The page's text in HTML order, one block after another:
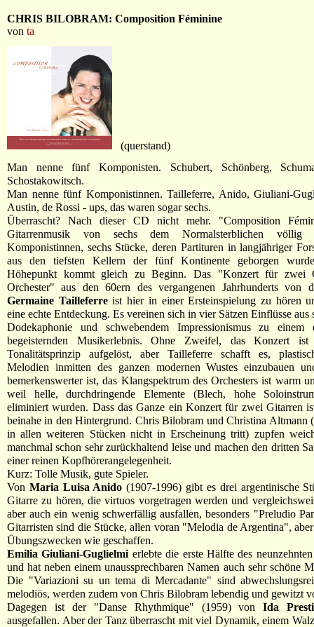
CHRIS BILOBRAM: Composition Féminine
von ta
(querstand)
Man nenne fünf Komponisten. Schubert, Schönberg,
Schostakowitsch.
Man nenne fünf Komponistinnen. Tailleferre, Anido, Giuliani-
Austin, de Rossi - ups, das waren sogar sechs.
Überrascht? Nach dieser CD nicht mehr. "Composition
Gitarrenmusik von sechs dem Normalsterblichen völlig
Komponistinnen, sechs Stücke, deren Partituren in langjähriger
aus den tiefsten Kellern der fünf Kontinente geborgen
Höhepunkt kommt gleich zu Beginn. Das "Konzert für zwei
Orchester" aus den 60ern des vergangenen Jahrhunderts von
Germaine Tailleferreist hier in einer Ersteinspielung zu hören
eine echte Entdeckung. Es vereinen sich in vier Sätzen Einflüsse aus
Dodekaphonie und schwebendem Impressionismus zu einem
begeisternden Musikerlebnis. Ohne Zweifel, das Konzert ist
Tonalitätsprinzip aufgelöst, aber Tailleferre schafft es,
Melodien inmitten des ganzen modernen Wustes einzubauen
bemerkenswerter ist, das Klangspektrum des Orchesters ist warm
weil helle, durchdringende Elemente (Blech, hohe
eliminiert wurden. Dass das Ganze ein Konzert für zwei Gitarren
beinahe in den Hintergrund. Chris Bilobram und Christina Altmann
in allen weiteren Stücken nicht in Erscheinung tritt) zupfen
manchmal schon sehr zurückhaltend leise und machen den dritten
einer reinen Kopfhörerangelegenheit.
Kurz: Tolle Musik, gute Spieler.
Von Maria Luisa Anido (1907-1996) gibt es drei argentinische
Gitarre zu hören, die virtuos vorgetragen werden und
aber auch ein wenig schwerfällig ausfallen, besonders "Preludio
Gitarristen sind die Stücke, allen voran "Melodia de Argentina",
Übungszwecken wie geschaffen.
Emilia Giuliani-Guglielmi erlebte die erste Hälfte des
und hat neben einem unaussprechbaren Namen auch sehr schöne
Die "Variazioni su un tema di Mercadante" sind
melodiös, werden zudem von Chris Bilobram lebendig und gewitzt
Dagegen ist der "Danse Rhythmique" (1959) vonIda Presti
ausgefallen. Aber der Tanz überrascht mit viel Dynamik, einem